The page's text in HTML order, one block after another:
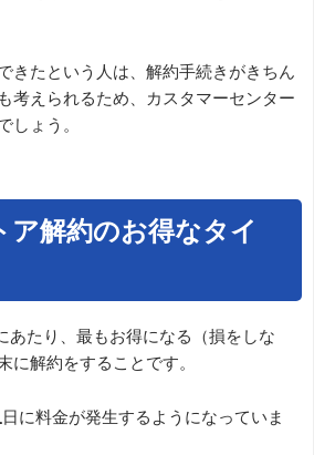
きたという人は、解約手続きがきちん
考えられるため、カスタマーセンター
しょう。
ア解約のお得なタイ
あたり、最もお得になる（損をしな
に解約をすることです。
に料金が発生するようになっていま